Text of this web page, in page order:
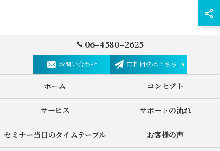
06-4580-2625
お問い合わせ 無料相談はこちら
ホーム コンセプト
サービス サポートの流れ
セミナー当日のタイムテーブル お客様の声